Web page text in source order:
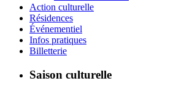
Action culturelle
Résidences
Événementiel
Infos pratiques
Billetterie
Saison culturelle